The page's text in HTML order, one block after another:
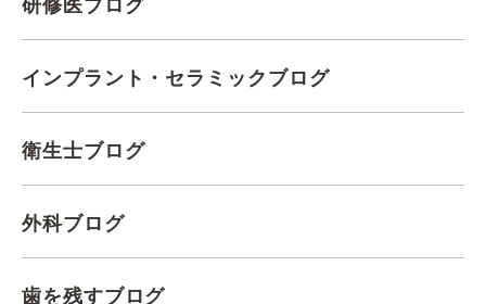
研修医ブログ
インプラント・セラミックブログ
衛生士ブログ
外科ブログ
歯を残すブログ